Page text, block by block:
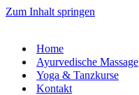
Zum Inhalt springen
Home
Ayurvedische Massage
Yoga & Tanzkurse
Kontakt